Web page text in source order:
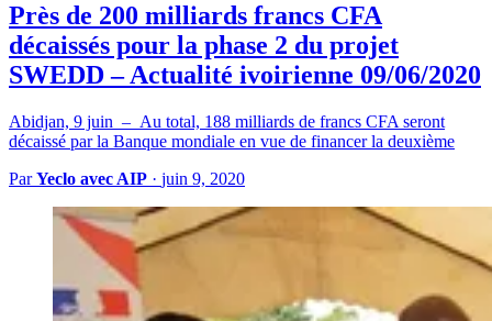
Près de 200 milliards francs CFA
décaissés pour la phase 2 du projet
SWEDD – Actualité ivoirienne 09/06/2020
Abidjan, 9 juin – Au total, 188 milliards de francs CFA seront
décaissé par la Banque mondiale en vue de financer la deuxième
ParYeclo avec AIP · juin 9, 2020